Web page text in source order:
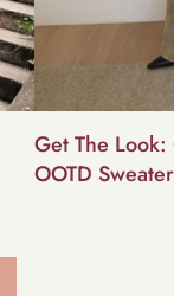
Get The
OOTD